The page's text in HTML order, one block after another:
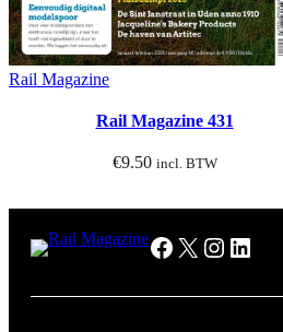
Rail Magazine
Rail Magazine 431
€9.50 incl. BTW
Facebook X Instagram LinkedIn